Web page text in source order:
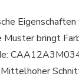
bringt